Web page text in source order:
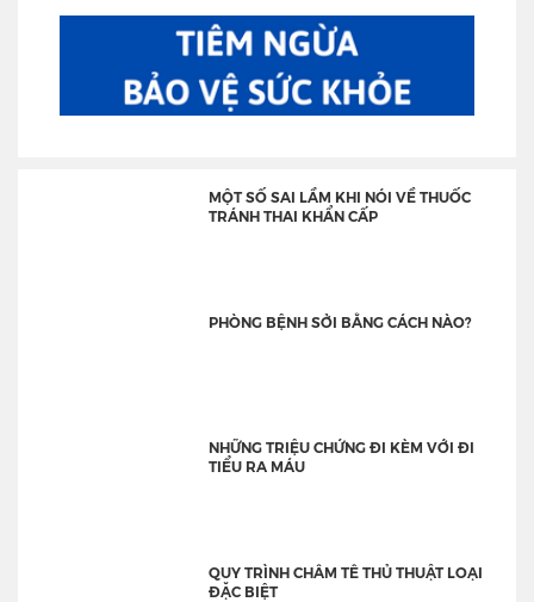
MỘT SỐ SAI LẦM KHI NÓI VỀ THUỐC
TRÁNH THAI KHẨN CẤP
PHÒNG BỆNH SỞI BẰNG CÁCH NÀO?
NHỮNG TRIỆU CHỨNG ĐI KÈM VỚI ĐI
TIỂU RA MÁU
QUY TRÌNH CHÂM TÊ THỦ THUẬT LOẠI
ĐẶC BIỆT